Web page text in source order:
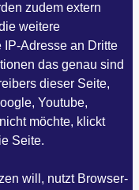
zudem extern
weitere
IP-Adresse an Dritte
das genau sind
dieser Seite,
Youtube,
möchte, klickt
Seite.
will, nutzt Browser-